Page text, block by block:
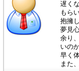
遅く
もら
抱擁
夢見
余り
いの
早く
また